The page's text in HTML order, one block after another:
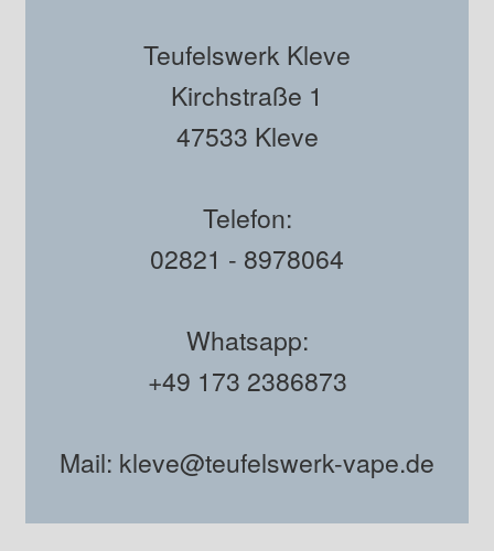
Teufelswerk Kleve
Kirchstraße 1
47533 Kleve
Telefon:
02821 - 8978064
Whatsapp:
+49 173 2386873
Mail: kleve@teufelswerk-vape.de